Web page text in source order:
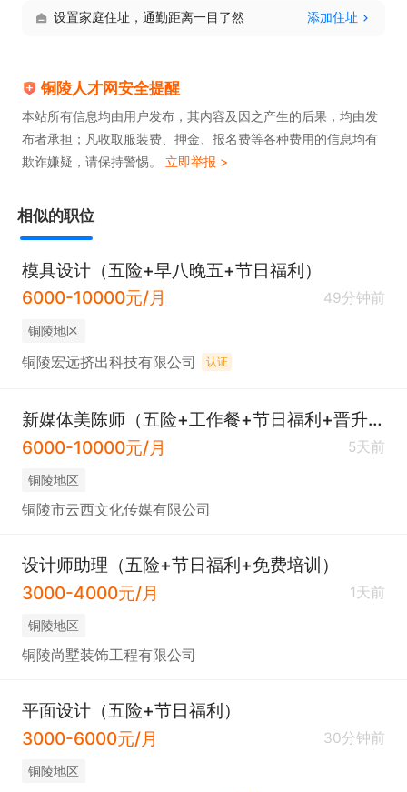
设置家庭住址，通勤距离一目了然 添加住址
铜陵人才网安全提醒
本站所有信息均由用户发布，其内容及因之产生的后果，均由发
布者承担；凡收取服装费、押金、报名费等各种费用的信息均有
欺诈嫌疑，请保持警惕。 立即举报 >
相似的职位
模具设计（五险+早八晚五+节日福利）
6000-10000元/月
49分钟前
铜陵地区
铜陵宏远挤出科技有限公司 认证
新媒体美陈师（五险+工作餐+节日福利+晋升空间）
6000-10000元/月
5天前
铜陵地区
铜陵市云西文化传媒有限公司
设计师助理（五险+节日福利+免费培训）
3000-4000元/月
1天前
铜陵地区
铜陵尚墅装饰工程有限公司
平面设计（五险+节日福利）
3000-6000元/月
30分钟前
铜陵地区